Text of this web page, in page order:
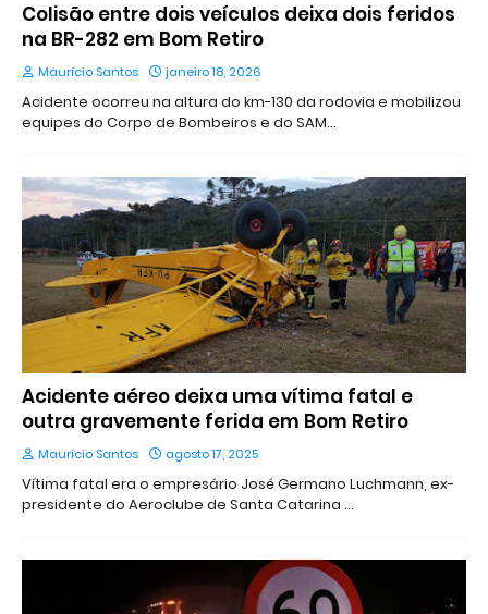
Colisão entre dois veículos deixa dois feridos
na BR-282 em Bom Retiro
Maurício Santos janeiro 18, 2026
Acidente ocorreu na altura do km-130 da rodovia e mobilizou
equipes do Corpo de Bombeiros e do SAM…
Acidente aéreo deixa uma vítima fatal e
outra gravemente ferida em Bom Retiro
Maurício Santos agosto 17, 2025
Vítima fatal era o empresário José Germano Luchmann, ex-
presidente do Aeroclube de Santa Catarina …